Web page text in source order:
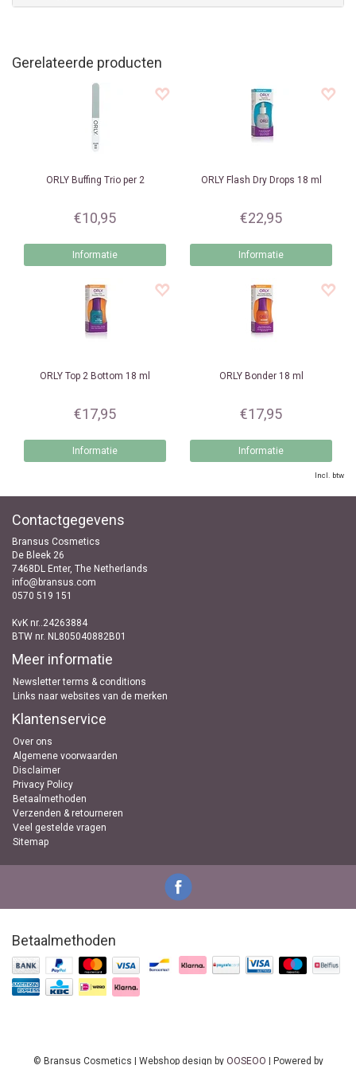
Gerelateerde producten
ORLYBuffing Trio per 2
€10,95
Informatie
ORLYFlash Dry Drops 18 ml
€22,95
Informatie
ORLY Top 2 Bottom 18 ml
€17,95
Informatie
ORLYBonder 18 ml
€17,95
Informatie
Incl. btw
Contactgegevens
Bransus Cosmetics
De Bleek 26
7468DL Enter, The Netherlands
info@bransus.com
0570 519 151
KvK nr..24263884
BTW nr. NL805040882B01
Meer informatie
Newsletter terms & conditions
Links naar websites van de merken
Klantenservice
Over ons
Algemene voorwaarden
Disclaimer
Privacy Policy
Betaalmethoden
Verzenden & retourneren
Veel gestelde vragen
Sitemap
Betaalmethoden
© Bransus Cosmetics | Webshop design by OOSEOO | Powered by